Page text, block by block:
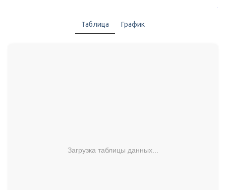
Таблица График
Загрузка таблицы данных...